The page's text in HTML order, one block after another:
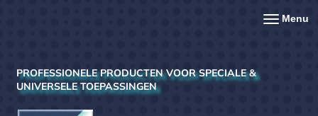
Menu
PROFESSIONELE PRODUCTEN VOOR SPECIALE &
UNIVERSELE TOEPASSINGEN